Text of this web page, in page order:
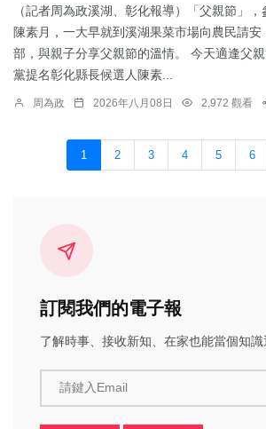
（記者周為政溪湖、彰化報導）「父親節」
陳素月，一大早就到溪湖果菜市場向農民請安
部，與親子分享父親節的溫情。 今天適逢父
黨提名彰化縣長候選人陳素...
周為政 2026年八月08日 2,972 觀看
1 2 3 4 5 6
訂閱我們的電子報
了解時事、接收新知、在家也能當個知識
請鍵入Email